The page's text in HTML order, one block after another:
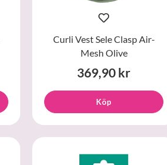
Curli Vest Sele Clasp Air-
Mesh Olive
369,90 kr
Köp